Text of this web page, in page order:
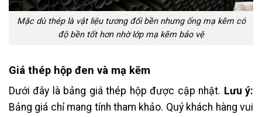
Mặc dù thép là vật liệu tương đối bền nhưng ống mạ kẽm có
độ bền tốt hơn nhờ lớp mạ kẽm bảo vệ
Giá thép hộp đen và mạ kẽm
Dưới đây là bảng giá thép hộp được cập nhật. Lưu ý:
Bảng giá chỉ mang tính tham khảo. Quý khách hàng vui